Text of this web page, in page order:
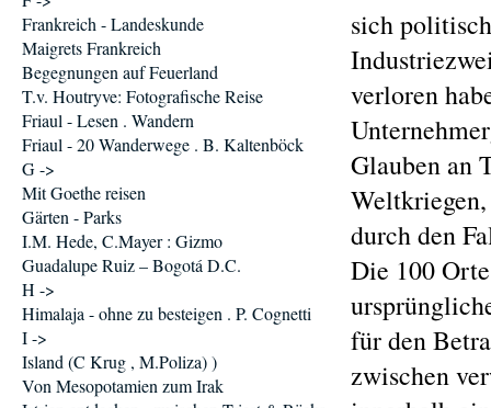
sich
verloren
Glauben an
durch den
Die 100
für den
zwischen
Frankreich - Landeskunde
Maigrets Frankreich
Begegnungen auf Feuerland
T.v. Houtryve: Fotografische Reise
Friaul - Lesen . Wandern
Friaul - 20 Wanderwege . B. Kaltenböck
G ->
Mit Goethe reisen
Gärten - Parks
I.M. Hede, C.Mayer : Gizmo
Guadalupe Ruiz – Bogotá D.C.
H ->
Himalaja - ohne zu besteigen . P. Cognetti
I ->
Island (C Krug , M.Poliza) )
Von Mesopotamien zum Irak